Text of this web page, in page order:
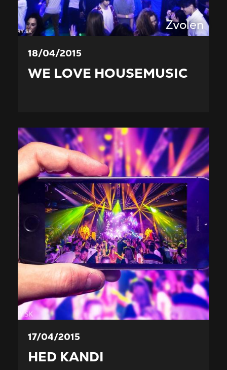
Zvolen
18/04/2015
WE LOVE HOUSEMUSIC
17/04/2015
HED KANDI